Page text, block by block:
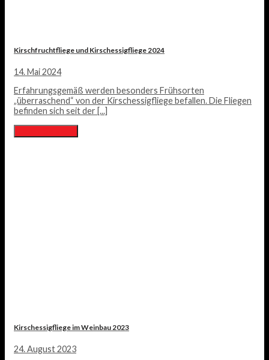
Kirschfruchtfliege und Kirschessigfliege 2024
14. Mai 2024
Erfahrungsgemäß werden besonders Frühsorten
„überraschend“ von der Kirschessigfliege befallen. Die Fliegen
befinden sich seit der [...]
Kirschessigfliege im Weinbau 2023
24. August 2023